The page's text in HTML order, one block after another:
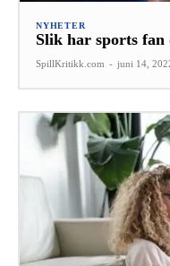
NYHETER
Slik har sports fan
SpillKritikk.com - juni 14,